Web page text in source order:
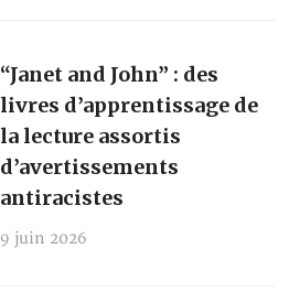
“Janet and John” : des
livres d’apprentissage de
la lecture assortis
d’avertissements
antiracistes
9 juin 2026